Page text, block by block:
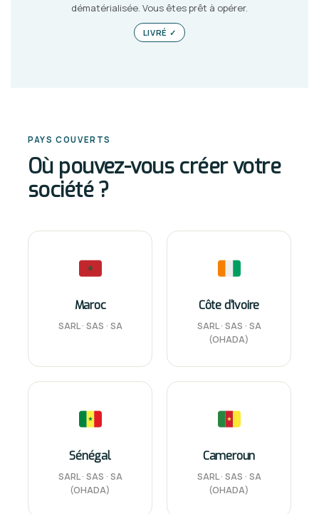
dématérialisée. Vous êtes prêt à opérer.
LIVRÉ ✓
PAYS COUVERTS
Où pouvez-vous créer votre
société ?
Maroc
SARL · SAS · SA
Côte d'Ivoire
SARL · SAS · SA
(OHADA)
Sénégal
SARL · SAS · SA
(OHADA)
Cameroun
SARL · SAS · SA
(OHADA)